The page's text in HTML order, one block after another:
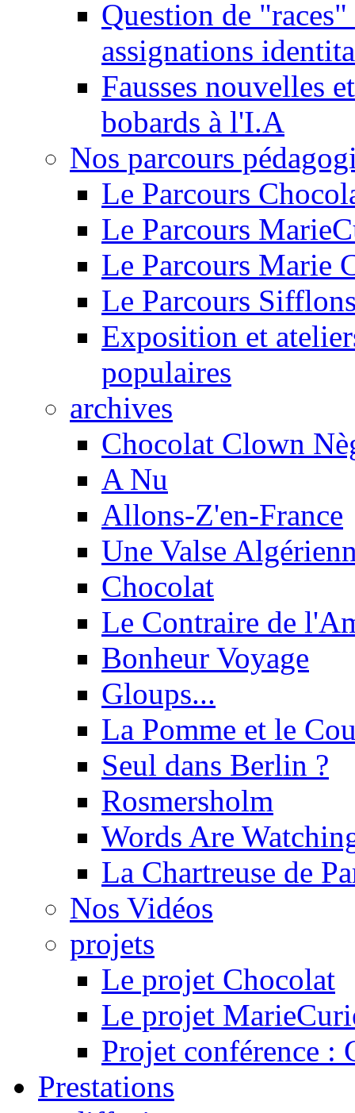
Question de
assignations
Fausses nouvelles
bobards à l'I.A
Nos parcours
Le Parcours
Le Parcours
Le Parcours Marie
Le Parcours
Exposition et
populaires
archives
Chocolat Clown
A Nu
Allons-Z'en-France
Une Valse
Chocolat
Le Contraire de
Bonheur Voyage
Gloups...
La Pomme et le
Seul dans Berlin ?
Rosmersholm
Words Are
La Chartreuse de
Nos Vidéos
projets
Le projet Chocolat
Le projet
Projet conférence :
Prestations